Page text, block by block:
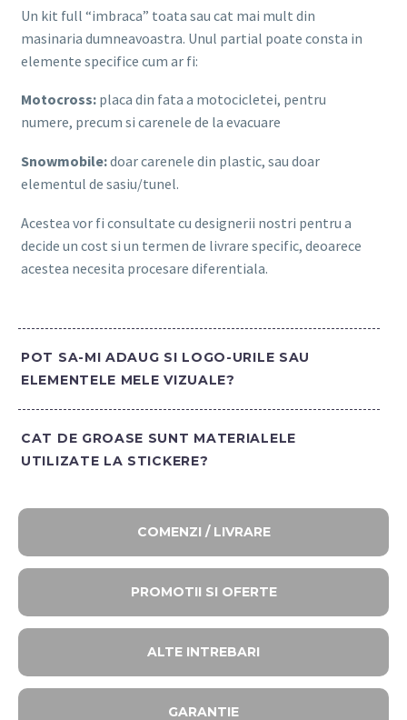
Un kit full “imbraca” toata sau cat mai mult din
masinaria dumneavoastra. Unul partial poate consta in
elemente specifice cum ar fi:
Motocross: placa din fata a motocicletei, pentru
numere, precum si carenele de la evacuare
Snowmobile:doar carenele din plastic, sau doar
elementul de sasiu/tunel.
Acestea vor fi consultate cu designerii nostri pentru a
decide un cost si un termen de livrare specific, deoarece
acestea necesita procesare diferentiala.
POT SA-MI ADAUG SI LOGO-URILE SAU
ELEMENTELE MELE VIZUALE?
CAT DE GROASE SUNT MATERIALELE
UTILIZATE LA STICKERE?
COMENZI / LIVRARE
PROMOTII SI OFERTE​
ALTE INTREBARI​
GARANTIE